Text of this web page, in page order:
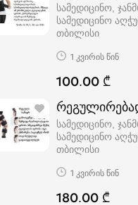
სამედიცინო,
სამედიცინო
თბილისი
1 კვირის წინ
100.00 ₾
სამედიცინო,
სამედიცინო
თბილისი
1 კვირის წინ
180.00 ₾